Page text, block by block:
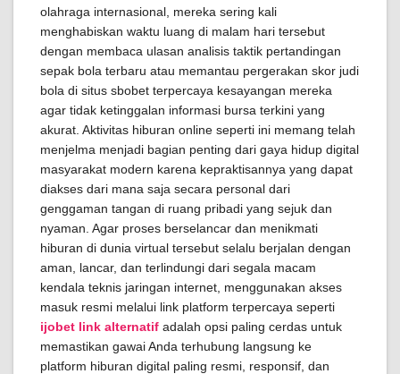
olahraga internasional, mereka sering kali
menghabiskan waktu luang di malam hari tersebut
dengan membaca ulasan analisis taktik pertandingan
sepak bola terbaru atau memantau pergerakan skor judi
bola di situs sbobet terpercaya kesayangan mereka
agar tidak ketinggalan informasi bursa terkini yang
akurat. Aktivitas hiburan online seperti ini memang telah
menjelma menjadi bagian penting dari gaya hidup digital
masyarakat modern karena kepraktisannya yang dapat
diakses dari mana saja secara personal dari
genggaman tangan di ruang pribadi yang sejuk dan
nyaman. Agar proses berselancar dan menikmati
hiburan di dunia virtual tersebut selalu berjalan dengan
aman, lancar, dan terlindungi dari segala macam
kendala teknis jaringan internet, menggunakan akses
masuk resmi melalui link platform terpercaya seperti
ijobet link alternatif adalah opsi paling cerdas untuk
memastikan gawai Anda terhubung langsung ke
platform hiburan digital paling resmi, responsif, dan